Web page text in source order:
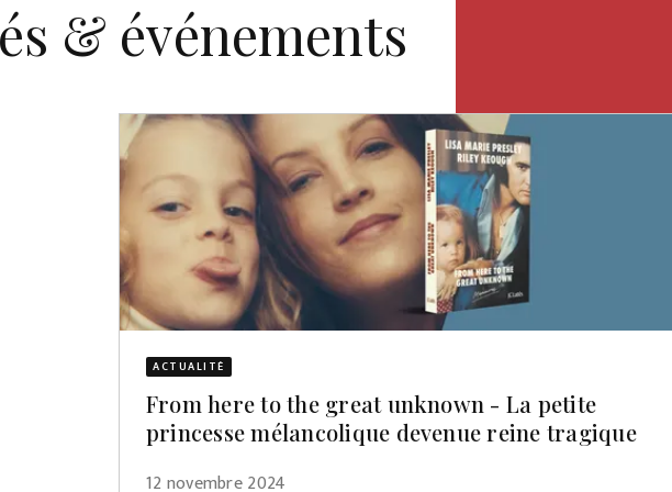
& événements
ACTUALITÉ
From here to the great unknown - La petite
princesse mélancolique devenue reine tragique
12 novembre 2024